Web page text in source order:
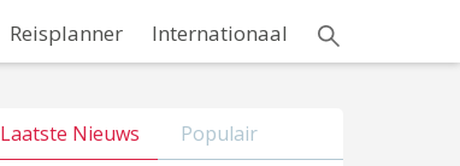
Reisplanner Internationaal
Laatste Nieuws Populair